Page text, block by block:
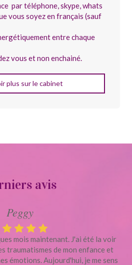
par téléphone, skype, whats
vous soyez en français (sauf
entre chaque
vous et non enchainé.
plus sur le cabinet
avis
Peggy
mois maintenant. J'ai été la voir
traumatismes de mon enfance et
émotions. Aujourd'hui, je me sens